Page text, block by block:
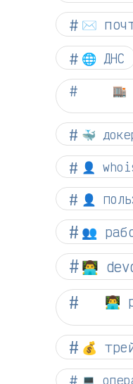
✉️
🌐 ДНС
🏬
🐳
👤
👤
👥
👨‍💻
💰
💻